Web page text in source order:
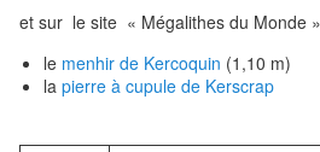
et sur le site « Mégalithes du Monde
le menhir de Kercoquin (1,10 m)
la pierre à cupule de Kerscrap